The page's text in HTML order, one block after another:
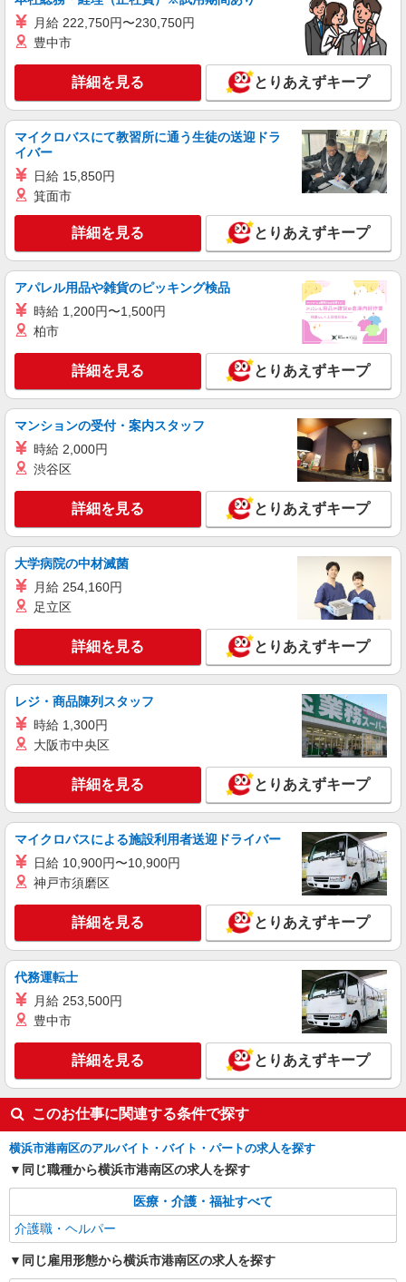
【介護福祉士】 月給：295,300円 年収例：397
364万円〜 【初任者研修・無資格】 月給：
259,800円 年収例：351万円〜 ※職務手当、働き
がい向上手当、日祝手当（月平均2回分）、夜勤手
当を含みます。 ※介護福祉士のみ、特別職務手当
分〜） ◎賞与 基本給2.08ヶ月分/年支給
神奈川県横浜市港南区日野中央2丁目32-46
キープ 詳細を見る
正社員
そんぽの家 港南台/1056aa1
【介護福祉士】 月給：295,300円 年収例：397
万円〜 【実務者研修】 月給：269,500円 年収例：
364万円〜 【初任者研修・無資格】 月給：
259,800円 年収例：351万円〜 ※職務手当、働き
がい向上手当、日祝手当（月平均2回分）、夜勤手
当（月平均5回分）等、毎月平均的に支払われる手
当を含みます。 ※介護福祉士のみ、特別職務手当
分〜） ◎賞与 基本給2.08ヶ月分/年支給
神奈川県横浜市港南区日野中央3丁目16-7
キープ 詳細を見る
アルバイト
SOMPOケア 横浜港南日野 訪問介護/3161cc2
登録ヘルパー
【介護福祉士】 時給1,800円 ◎週20時間以上
勤務（社保加入者）の場合は時給1,850円 ＊早朝
夜間（〜8:00、18:00〜）：時給2,250円〜 ＊日曜
以上勤務（社保加入者）の場合は時給1,770円 ＊
早朝夜間（〜8:00、18:00〜）：時給2,150円〜 ＊
日曜祝日：時給2,020円〜 ◎身体介助、生活援助
が同時給 ◎キャンセル手当：職務時給の60％支給
神奈川県横浜市港南区日野2-1-13 榎本ビル2
キープ 詳細を見る
パート
横浜港南グループホームそよ風：RO14856
善手当：220円/時 夜勤手当:6,000円/回 ▼下記別途
支給 通勤手当 年末年始手当：380円/時 ※12/300
時〜1/324時 寸志あり：年2回（6月・12月） ※業
績による ※処遇改善手当は試用期間中(3ヶ月)は支
給なし
神奈川県横浜市港南区日野9丁目39-15
キープ 詳細を見る
パート
パナソニック エイジフリーケアセンター港南台
デイサービス／介護職／パート／勤務日数・時
間は応相談
時給1,333円〜1,524円 ※経験・能力・資格等
による 社会福祉士・介護福祉士 時給1,524円 その
他資格 時給1,333円 ※一律処遇改善加算含む 〇時
間外勤務手当 〇土日祝勤務手当 〇無事故無違反表
彰金 〇年末年始勤務手当
パナソニック エイジフリーケアセンター港南
台 神奈川県横浜市港南区港南台1-7-10 マルアイ
ビル1F
キープ 詳細を見る
株式会社kotrio /●YK-H-1901664
港南台駅＠有料老人ホーム◎上質な支援、納得
時給1450円〜2187円 ＜日払い有/週払い有/交
港南区港南台＊自転車通勤可
キープ 詳細を見る
月給 222,750円〜230,750円
豊中市
詳細を見る とりあえずキープ
マイクロバスにて教習所に通う生徒の送迎ドラ
イバー
日給 15,850円
箕面市
詳細を見る とりあえずキープ
アパレル用品や雑貨のピッキング検品
時給 1,200円〜1,500円
柏市
詳細を見る とりあえずキープ
マンションの受付・案内スタッフ
時給 2,000円
渋谷区
詳細を見る とりあえずキープ
大学病院の中材滅菌
月給 254,160円
足立区
詳細を見る とりあえずキープ
レジ・商品陳列スタッフ
時給 1,300円
大阪市中央区
詳細を見る とりあえずキープ
マイクロバスによる施設利用者送迎ドライバー
日給 10,900円〜10,900円
神戸市須磨区
詳細を見る とりあえずキープ
代務運転士
月給 253,500円
豊中市
詳細を見る とりあえずキープ
このお仕事に関連する条件で探す
横浜市港南区のアルバイト・バイト・パートの求人を探す
同じ職種から横浜市港南区の求人を探す
医療・介護・福祉すべて
介護職・ヘルパー
同じ雇用形態から横浜市港南区の求人を探す